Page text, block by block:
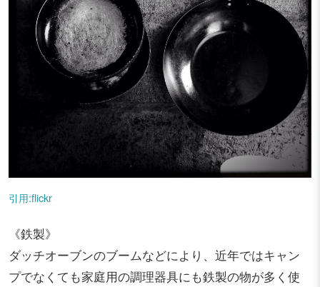
引用:flickr
《鉄製》
ダッチオーブンのブームなどにより、近年ではキャン
プでなくても家庭用の調理器具にも鉄製の物が多く使